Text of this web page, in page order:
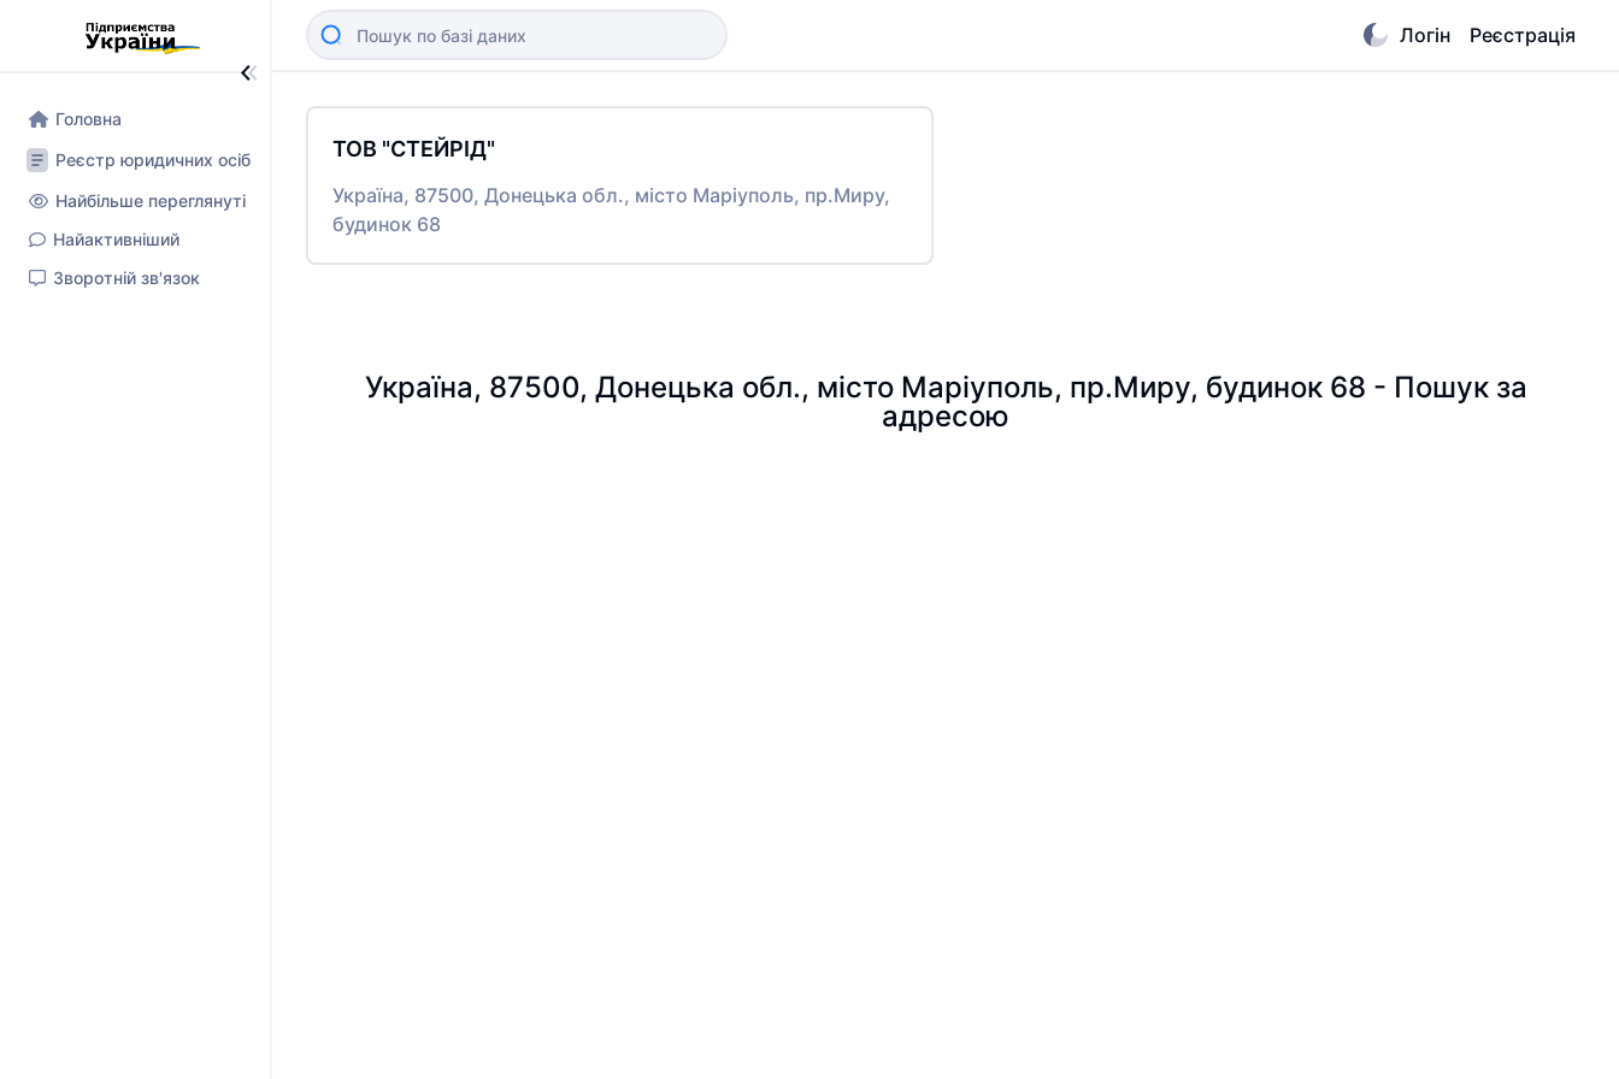
Головна
Реєстр юридичних осіб
Найбільше переглянуті
Найактивніший
Зворотній зв'язок
Логін Реєстрація
ТОВ "СТЕЙРІД"
Україна, 87500, Донецька обл., місто Маріуполь, пр.Миру,
будинок 68
Україна, 87500, Донецька обл., місто Маріуполь, пр.Миру, будинок 68 - Пошук за
адресою